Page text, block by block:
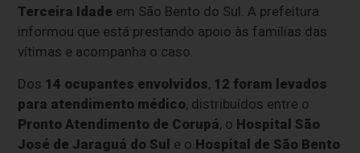
Terceira Idade em São Bento do Sul. A prefeitura
informou que está prestando apoio às famílias das
vítimas e acompanha o caso.
Dos 14 ocupantes envolvidos, 12 foram levados
para atendimento médico, distribuídos entre o
Pronto Atendimento de Corupá, o Hospital São
José de Jaraguá do Sul e o Hospital de São Bento